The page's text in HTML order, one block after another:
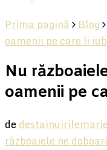
Prima pagină Blog
oamenii pe care îi
Nu
oamenii pe
de
războaiele ne